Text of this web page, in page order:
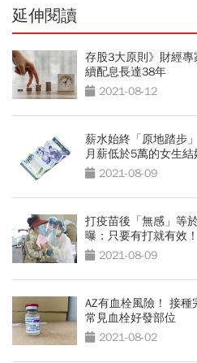
延伸閱讀
存股3大原則》財經
續配息長達38年
2021-08-12
薪水始終「原地踏步
月薪低於5萬的女生結
2021-08-09
打疫苗後「無感」等
曝：只要有打就有效！
2021-08-09
AZ有血栓風險！ 接
常見血栓好發部位
2021-08-02